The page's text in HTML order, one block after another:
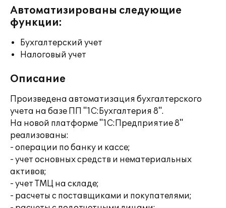
Автоматизированы следующие
функции:
Бухгалтерский учет
Налоговый учет
Описание
Произведена автоматизация бухгалтерского
учета на базе ПП "1С:Бухгалтерия 8".
На новой платформе "1С:Предприятие 8"
реализованы:
- операции по банку и кассе;
- учет основных средств и нематериальных
активов;
- учет ТМЦ на складе;
- расчеты с поставщиками и покупателями;